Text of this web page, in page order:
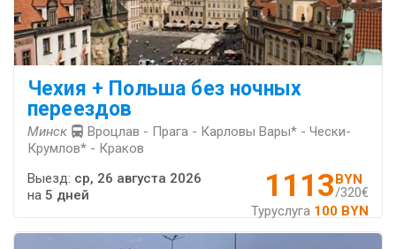
Чехия + Польша без ночных
переездов
Минск
Вроцлав - Прага - Карловы Вары* - Чески-
Крумлов* - Краков
1113BYN
/320€
Туруслуга 100 BYN
Выезд: ср, 26 августа 2026
на 5 дней